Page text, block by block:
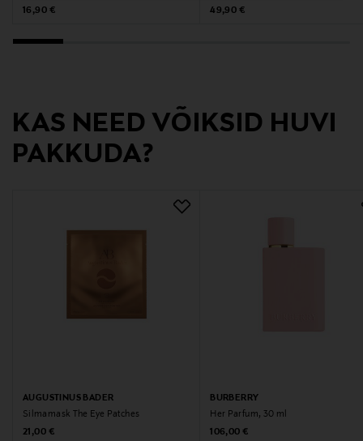
info@bywe.com
Märksõnad
Original Price
16,90 €
Original Price
49,90 €
KAS NEED VÕIKSID HUVI
PAKKUDA?
AUGUSTINUS BADER
Silmamask The Eye Patches
Original Price
21,00 €
BURBERRY
Her Parfum, 30 ml
Original Price
106,00 €